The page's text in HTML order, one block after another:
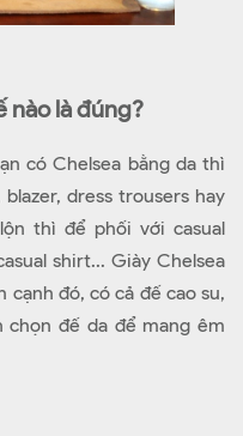
nào là đúng?
có Chelsea bằng da thì
dress trousers hay
thì để phối với casual
shirt... Giày Chelsea
cạnh đó, có cả đế cao su,
đế da để mang êm